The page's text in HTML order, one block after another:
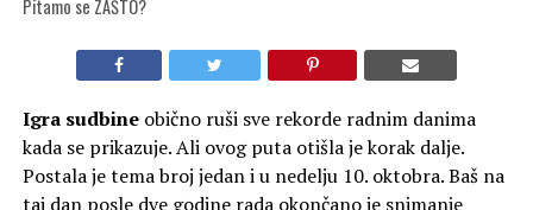
Pitamo se ZAŠTO?
Igra sudbine obično ruši sve rekorde radnim danima
kada se prikazuje. Ali ovog puta otišla je korak dalje.
Postala je tema broj jedan i u nedelju 10. oktobra. Baš na
taj dan posle dve godine rada okončano je snimanje